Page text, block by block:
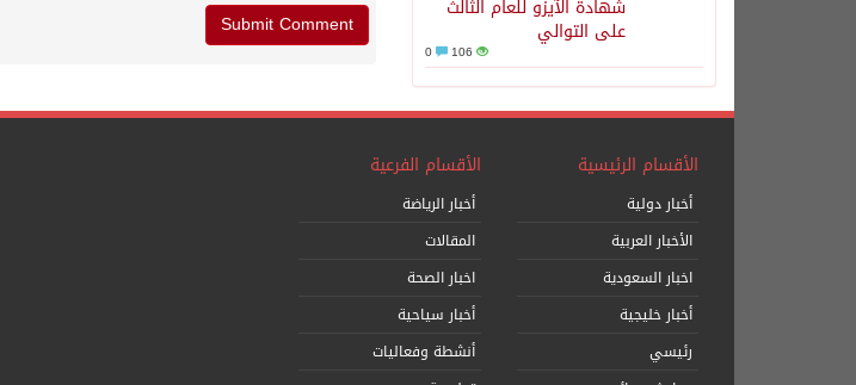
شهادة الآيزو للعام الثالث
على التوالي
106
الأقسام الرئيسية
أخبار دولية
الأخبار العربية
اخبار السعودية
أخبار خليجية
رئيسي
الأقسام الفرعية
أخبار الرياضة
المقالات
اخبار الصحة
أخبار سياحية
أنشطة وفعاليات